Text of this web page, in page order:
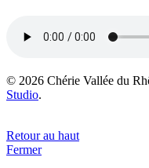
© 2026 Chérie Vallée du
Studio.
Retour au haut
Fermer